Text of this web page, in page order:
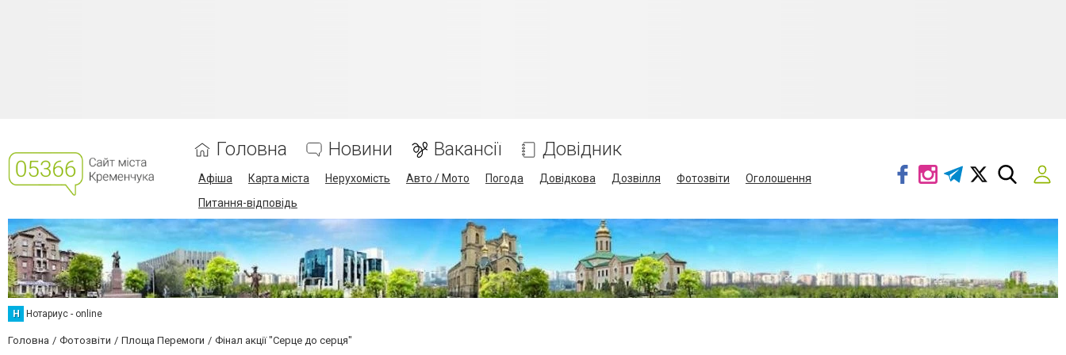
Головна Новини Вакансії Довідник
Афіша Карта міста Нерухомість Авто / Мото Погода Довідкова Дозвілля Фотозвіти
Оголошення
Питання-відповідь
Н Нотариус - online
Головна Фотозвіти Площа Перемоги Фінал акції "Серце до серця"